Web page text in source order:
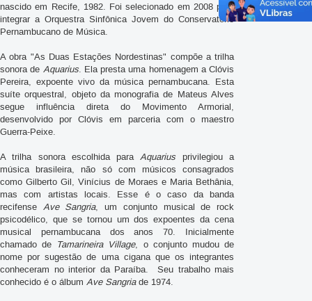
nascido em Recife, 1982. Foi selecionado em 2008 para
integrar a Orquestra Sinfônica Jovem do Conservatório
Pernambucano de Música.
A obra "As Duas Estações Nordestinas" compõe a trilha
sonora de Aquarius. Ela presta uma homenagem a Clóvis
Pereira, expoente vivo da música pernambucana. Esta
suíte orquestral, objeto da monografia de Mateus Alves
segue influência direta do Movimento Armorial,
desenvolvido por Clóvis em parceria com o maestro
Guerra-Peixe.
A trilha sonora escolhida paraAquariusprivilegiou a
música brasileira, não só com músicos consagrados
como Gilberto Gil, Vinícius de Moraes e Maria Bethânia,
mas com artistas locais. Esse é o caso da banda
recifense Ave Sangria, um conjunto musical de rock
psicodélico, que se tornou um dos expoentes da cena
musical pernambucana dos anos 70. Inicialmente
chamado de Tamarineira Village, o conjunto mudou de
nome por sugestão de uma cigana que os integrantes
conheceram no interior da Paraíba. Seu trabalho mais
conhecido é o álbum Ave Sangriade 1974.